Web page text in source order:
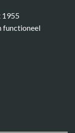
1955
functioneel